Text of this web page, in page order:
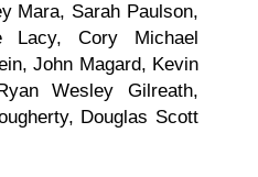
Mara, Sarah Paulson,
Lacy, Cory Michael
John Magard, Kevin
Wesley Gilreath,
Douglas Scott